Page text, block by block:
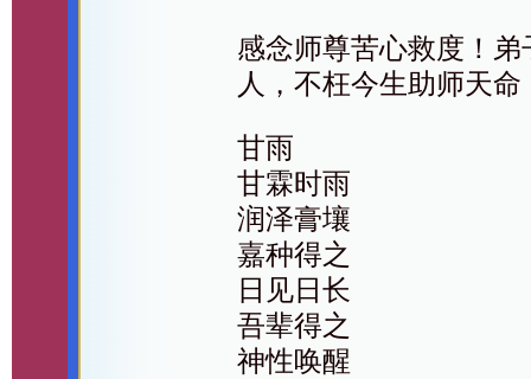
感念师尊苦心救度！
人，不枉今生助师天
甘雨
甘霖时雨
润泽膏壤
嘉种得之
日见日长
吾辈得之
神性唤醒